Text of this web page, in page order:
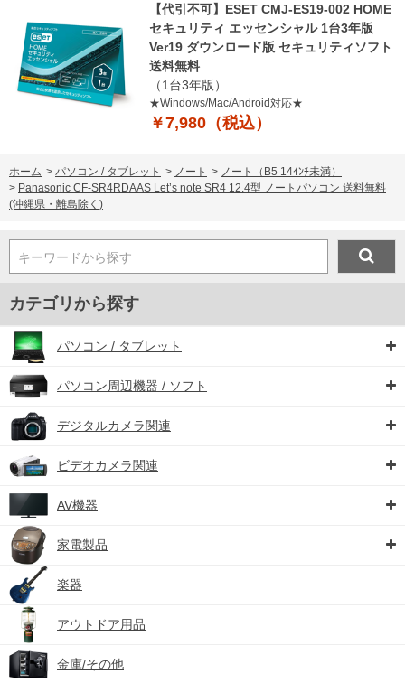
【代引不可】ESET CMJ-ES19-002 HOME
セキュリティ エッセンシャル 1台3年版
Ver19 ダウンロード版 セキュリティソフト
送料無料
（1台3年版）
★Windows/Mac/Android対応★
￥7,980（税込）
ホーム > パソコン / タブレット > ノート > ノート（B5 14ｲﾝﾁ未満）
> Panasonic CF-SR4RDAAS Let’s note SR4 12.4型 ノートパソコン 送料無料
(沖縄県・離島除く)
キーワードから探す
カテゴリから探す
パソコン / タブレット
パソコン周辺機器 / ソフト
デジタルカメラ関連
ビデオカメラ関連
AV機器
家電製品
楽器
アウトドア用品
金庫/その他